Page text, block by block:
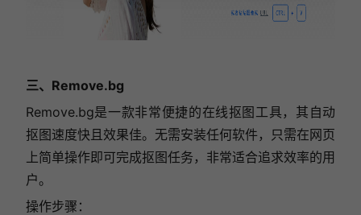
三、Remove.bg
Remove.bg是一款非常便捷的在线抠图工具，其自动
抠图速度快且效果佳。无需安装任何软件，只需在网页
上简单操作即可完成抠图任务，非常适合追求效率的用
户。
操作步骤：